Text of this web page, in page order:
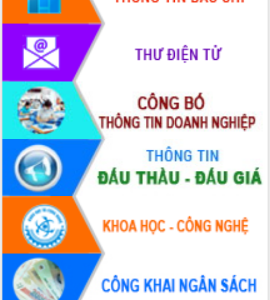
phát triển mới
Thường trực HĐND tỉnh Đắk Lắk gặp
mặt Đoàn chuyên gia y tế TP. Hồ Chí
Minh
Lễ truy điệu và an táng hài cốt liệt sĩ
tại Nghĩa trang Liệt sĩ xã Sơn Hòa
Bàn giải pháp tháo gỡ khó khăn trong
xuất khẩu sầu riêng và triển khai quy
định EUDR
Thứ trưởng Bộ Nông nghiệp và Môi
trường Nguyễn Hoàng Hiệp khảo sát
vùng trồng và doanh nghiệp đóng gói
sầu riêng tại Đắk Lắk
Trình diễn nghệ thuật chế biến các
món ăn từ sầu riêng
Đắk Lắk công bố Quy hoạch và xúc
tiến đầu tư tỉnh
Ngành cá ngừ Đắk Lắk chủ động thích
ứng để giữ vững thị trường xuất khẩu
Diễn đàn Kinh tế tư nhân Việt Nam đột
phá cơ chế - Hợp tác công tư
Đề án 06 tạo bước ngoặt đột phá trong